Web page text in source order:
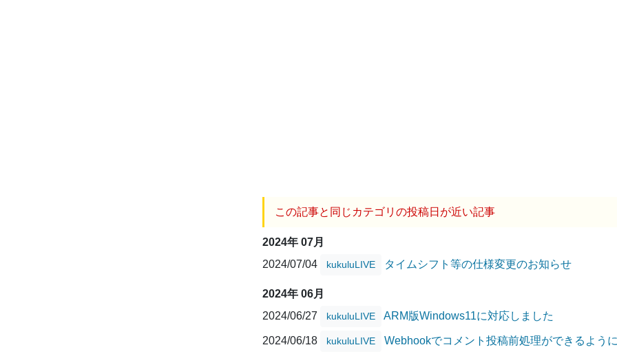
この記事と同じカテゴリの投稿日が近い記事
2024年 07月
2024/07/04
kukuluLIVE タイムシフト等の仕様変更のお知らせ
2024年 06月
2024/06/27
kukuluLIVE ARM版Windows11に対応しました
2024/06/18 kukuluLIVE Webhookでコメント投稿前処理ができるよう